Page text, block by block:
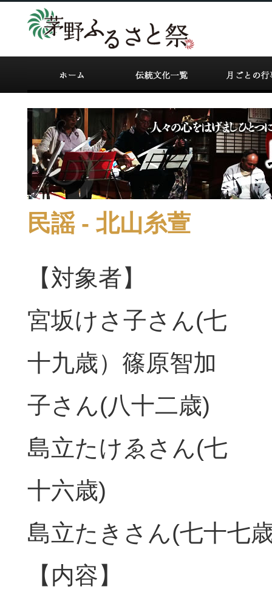
民謡 - 北山糸萱
【対象者】
宮坂けさ子さん(七
十九歳）篠原智加
子さん(八十二歳)
島立たけゑさん(七
十六歳)
島立たきさん(七十七
【内容】